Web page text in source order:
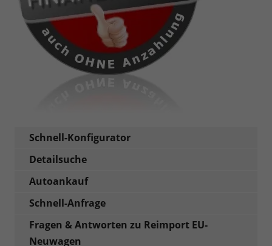
Schnell-Konfigurator
Detailsuche
Autoankauf
Schnell-Anfrage
Fragen & Antworten zu Reimport EU-
Neuwagen